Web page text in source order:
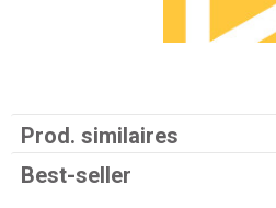
Prod. similaires
Best-seller